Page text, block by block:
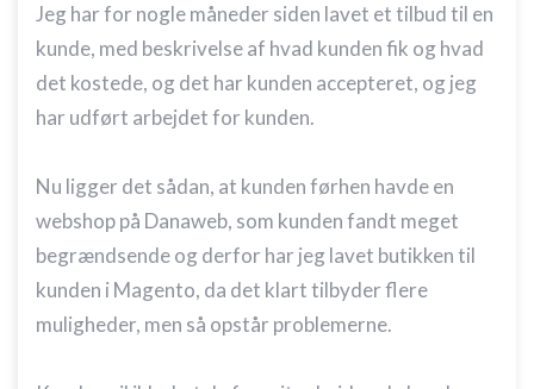
Jeg har for nogle måneder siden lavet et tilbud til en
kunde, med beskrivelse af hvad kunden fik og hvad
det kostede, og det har kunden accepteret, og jeg
har udført arbejdet for kunden.
Nu ligger det sådan, at kunden førhen havde en
webshop på Danaweb, som kunden fandt meget
begrændsende og derfor har jeg lavet butikken til
kunden i Magento, da det klart tilbyder flere
muligheder, men så opstår problemerne.